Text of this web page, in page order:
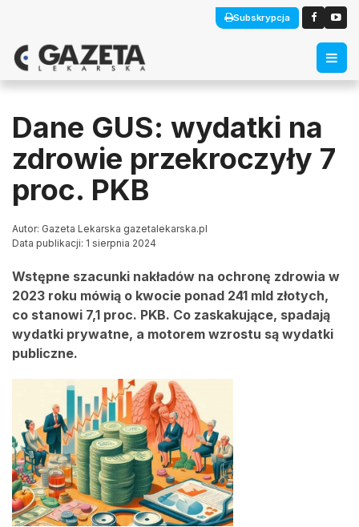
Subskrypcja
Dane GUS: wydatki na
zdrowie przekroczyły 7
proc. PKB
Autor: Gazeta Lekarska gazetalekarska.pl
Data publikacji: 1 sierpnia 2024
Wstępne szacunki nakładów na ochronę zdrowia w
2023 roku mówią o kwocie ponad 241 mld złotych,
co stanowi 7,1 proc. PKB. Co zaskakujące, spadają
wydatki prywatne, a motorem wzrostu są wydatki
publiczne.